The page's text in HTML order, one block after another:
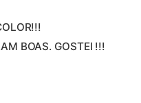
BOAS. GOSTEI !!!